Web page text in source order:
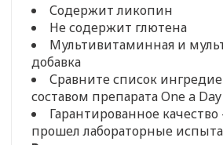
Содержит ликопин
Не содержит глютена
Мультивитаминная и
добавка
Сравните список
составом препарата One a
Гарантированное
прошел лабораторные